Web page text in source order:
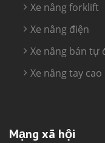
Xe nâng forklift
Xe nâng điện
Xe nâng bán tự
Xe nâng tay cao
Mạng xã hội